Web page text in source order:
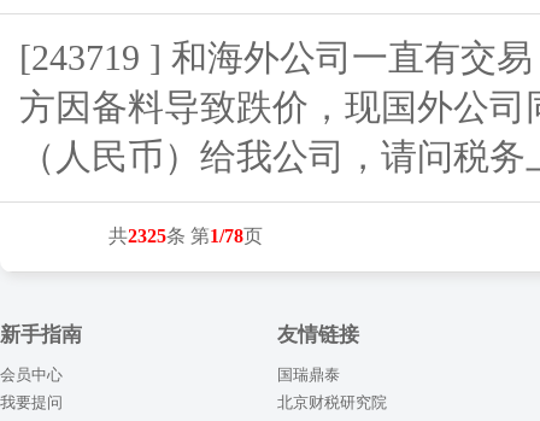
[243719 ] 和海外公司一直有交
方因备料导致跌价，现国外公
（人民币）给我公司，请问税
共2325条 第1/78页
新手指南
会员中心
我要提问
友情链接
国瑞鼎泰
北京财税研究院